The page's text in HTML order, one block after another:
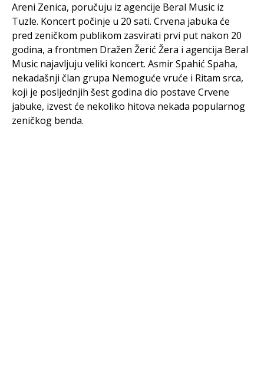
Areni Zenica, poručuju iz agencije Beral Music iz
Tuzle. Koncert počinje u 20 sati. Crvena jabuka će
pred zeničkom publikom zasvirati prvi put nakon 20
godina, a frontmen Dražen Žerić Žera i agencija Beral
Music najavljuju veliki koncert. Asmir Spahić Spaha,
nekadašnji član grupa Nemoguće vruće i Ritam srca,
koji je posljednjih šest godina dio postave Crvene
jabuke, izvest će nekoliko hitova nekada popularnog
zeničkog benda.